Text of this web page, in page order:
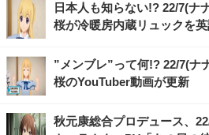
日本人も知らない!? 22/7(ナ
桜が冷暖房内蔵リュックを
”メンブレ”って何!? 22/7(ナ
桜のYouTuber動画が更新
秋元康総合プロデュース、